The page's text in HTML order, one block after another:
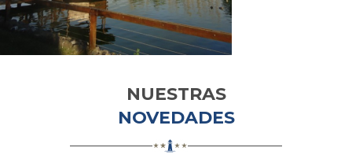
NUESTRAS
NOVEDADES